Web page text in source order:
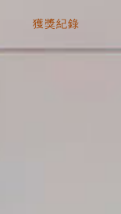
獲獎紀錄
AWARD